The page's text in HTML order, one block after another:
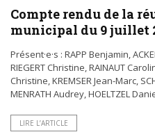
Compte rendu de la
municipal du 9 juillet
Présent·e·s : RAPP Benjamin,
RIEGERT Christine, RAINAUT
Christine, KREMSER Jean-Marc,
MENRATH Audrey, HOELTZEL
LIRE L’ARTICLE